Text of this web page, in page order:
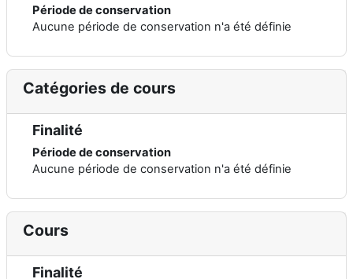
Période de conservation
Aucune période de conservation n'a été définie
Catégories de cours
Finalité
Période de conservation
Aucune période de conservation n'a été définie
Cours
Finalité